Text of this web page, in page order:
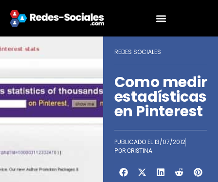
REDES SOCIALES
Como medir
estadísticas
en Pinterest
PUBLICADO EL13/07/2012
POR CRISTINA